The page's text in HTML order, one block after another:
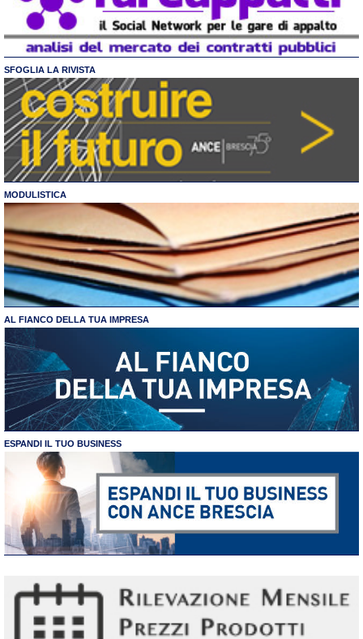
SFOGLIA LA RIVISTA
MODULISTICA
AL FIANCO DELLA TUA IMPRESA
ESPANDI IL TUO BUSINESS